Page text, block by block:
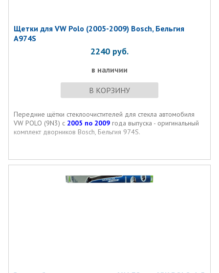
Щетки для VW Polo (2005-2009) Bosch, Бельгия
A974S
2240 руб.
в наличии
В КОРЗИНУ
Передние щётки стеклоочистителей для стекла автомобиля
VW POLO (9N3) с 2005 по 2009 года выпуска - оригинальный
комплект дворников Bosch, Бельгия 974S.